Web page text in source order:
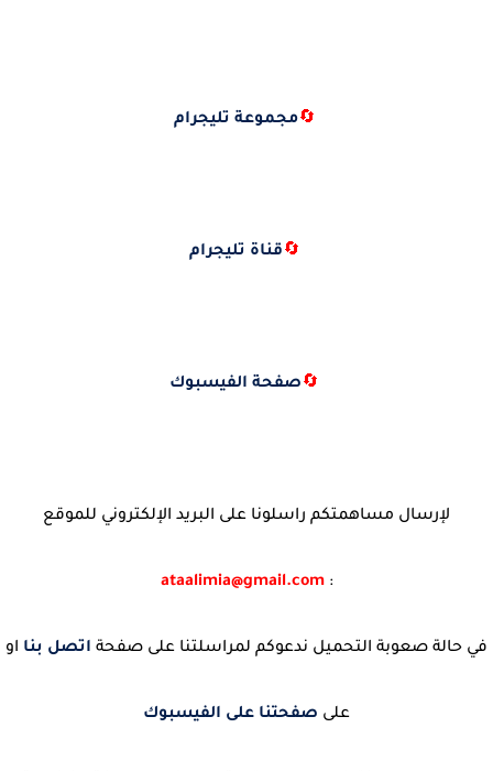
🔄مجموعة تليجرام
🔄قناة تليجرام
🔄صفحة الفيسبوك
لإرسال مساهمتكم راسلونا على البريد الإلكتروني للموقع
:
ataalimia@gmail.com
في حالة صعوبة التحميل ندعوكم لمراسلتنا على صفحة اتصل بنا او
على صفحتنا على الفيسبوك